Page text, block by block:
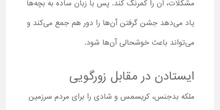
مشکلات، آن را کمرنگ کند. پس با زبان ساده به بچه‌ها
یاد می‌دهد جشن گرفتن آن‌ها را دور هم جمع می‌کند و
می‌تواند باعث خوشحالی آن‌ها شود.
ایستادن در مقابل زورگویی
ملکه بدجنس، کریسمس و شادی را برای مردم سرزمین